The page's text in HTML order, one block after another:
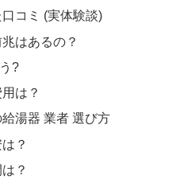
コミ (実体験談)
はあるの？
?
は？
湯器 業者 選び方
？
？